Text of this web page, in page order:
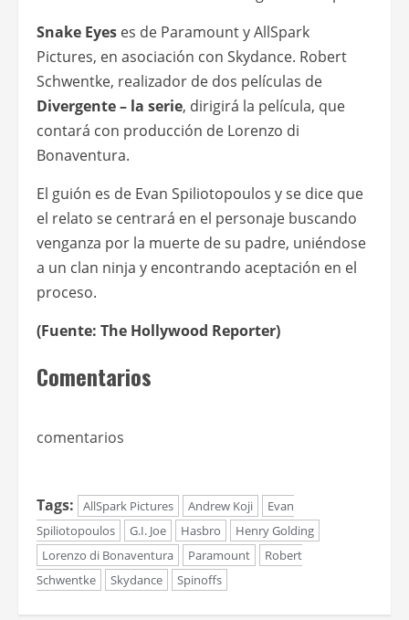
Snake Eyes es de Paramount y AllSpark
Pictures, en asociación con Skydance. Robert
Schwentke, realizador de dos películas de
Divergente – la serie, dirigirá la película, que
contará con producción de Lorenzo di
Bonaventura.
El guión es de Evan Spiliotopoulos y se dice que
el relato se centrará en el personaje buscando
venganza por la muerte de su padre, uniéndose
a un clan ninja y encontrando aceptación en el
proceso.
(Fuente: The Hollywood Reporter)
Comentarios
comentarios
Tags: AllSpark Pictures Andrew Koji
Evan
Spiliotopoulos
G.I. Joe Hasbro
Henry Golding
Lorenzo di Bonaventura
Paramount
Robert
Schwentke
Skydance Spinoffs